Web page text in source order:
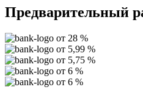
Предварительный
от 28 %
от 5,99 %
от 5,75 %
от 6 %
от 6 %